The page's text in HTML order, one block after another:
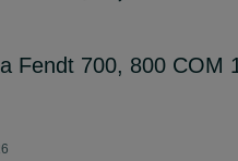
Fendt 700, 800 COM